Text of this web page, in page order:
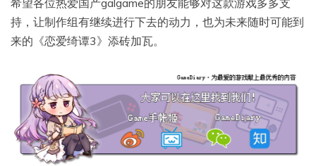
希望各位热爱国产galgame的朋友能够对这款游戏多多支
持，让制作组有继续进行下去的动力，也为未来随时可能到
来的《恋爱绮谭3》添砖加瓦。